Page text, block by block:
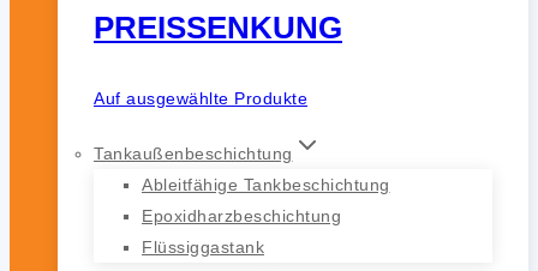
PREISSENKUNG
Auf ausgewählte Produkte
Tankaußenbeschichtung
Ableitfähige Tankbeschichtung
Epoxidharzbeschichtung
Flüssiggastank